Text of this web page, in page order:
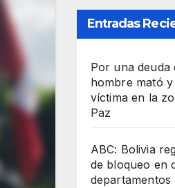
Entradas
Por una deuda
hombre mató
víctima en la
Paz
ABC: Bolivia
de bloqueo en
departamentos